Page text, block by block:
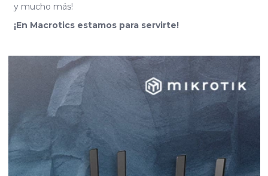
y mucho más!
¡En Macrotics estamos para servirte!